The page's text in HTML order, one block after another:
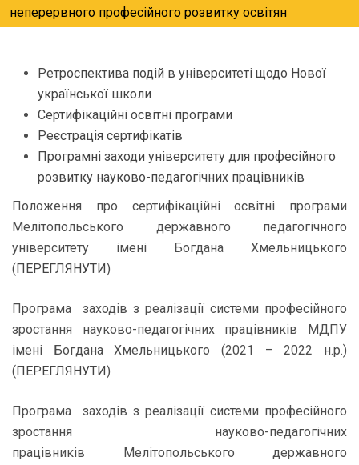
неперервного професійного розвитку освітян
Ретроспектива подій в університеті щодо Нової
української школи
Сертифікаційні освітні програми
Реєстрація сертифікатів
Програмні заходи університету для професійного
розвитку науково-педагогічних працівників
Положення про сертифікаційні освітні програми
Мелітопольського державного педагогічного
університету імені Богдана Хмельницького
(ПЕРЕГЛЯНУТИ)
Програма заходів з реалізації системи професійного
зростання науково-педагогічних працівників МДПУ
імені Богдана Хмельницького (2021 – 2022 н.р.)
(ПЕРЕГЛЯНУТИ)
Програма заходів з реалізації системи професійного
зростання науково-педагогічних
працівників Мелітопольського державного